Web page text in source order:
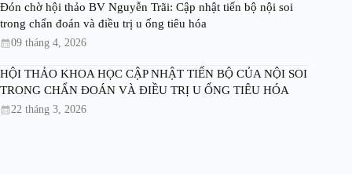
Đón chờ hội thảo BV Nguyễn Trãi: Cập nhật tiến bộ nội soi
trong chẩn đoán và điều trị u ống tiêu hóa
09 tháng 4, 2026
HỘI THẢO KHOA HỌC CẬP NHẬT TIẾN BỘ CỦA NỘI SOI
TRONG CHẨN ĐOÁN VÀ ĐIỀU TRỊ U ỐNG TIÊU HÓA
22 tháng 3, 2026